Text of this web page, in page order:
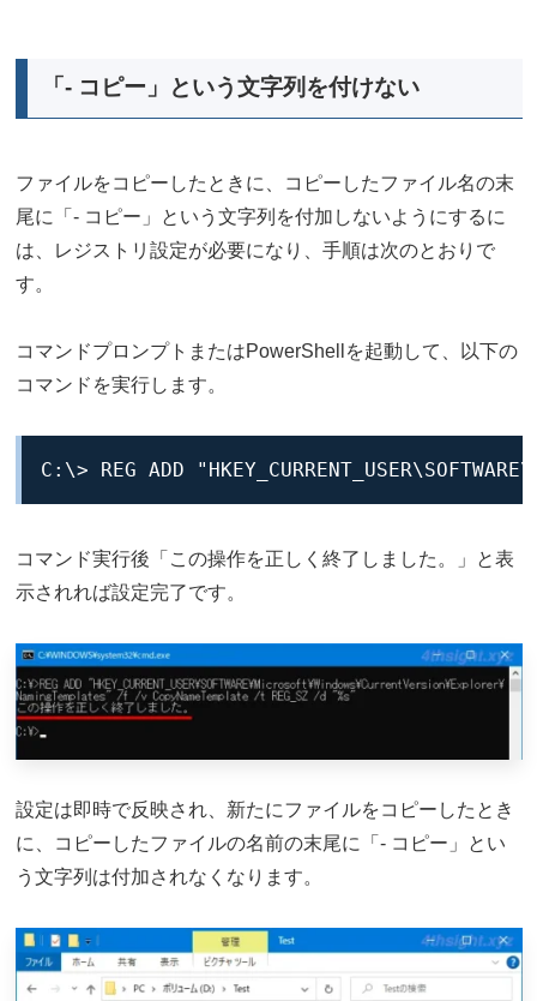
「- コピー」という文字列を付けない
ファイルをコピーしたときに、コピーしたファイル名の末
尾に「- コピー」という文字列を付加しないようにするに
は、レジストリ設定が必要になり、手順は次のとおりで
す。
コマンドプロンプトまたはPowerShellを起動して、以下の
コマンドを実行します。
C:\> REG ADD
コマンド実行後「この操作を正しく終了しました。」と表
示されれば設定完了です。
設定は即時で反映され、新たにファイルをコピーしたとき
に、コピーしたファイルの名前の末尾に「- コピー」とい
う文字列は付加されなくなります。